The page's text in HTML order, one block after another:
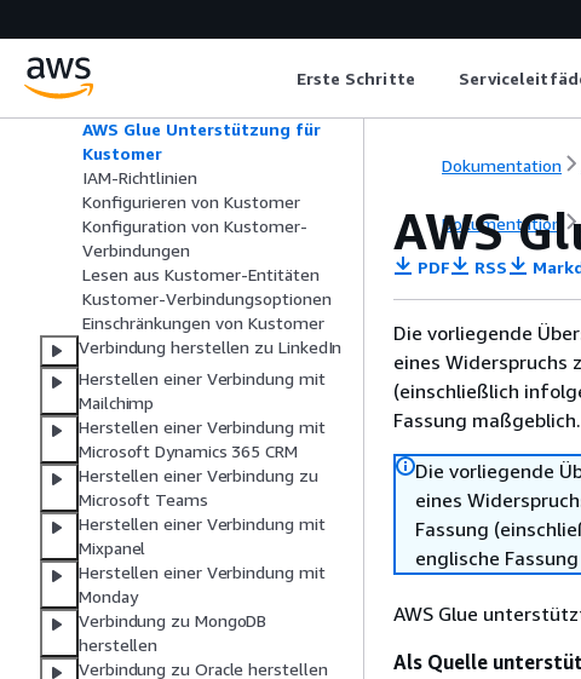
Erste Schritte
Jira Cloud
Herstellen einer Verbindung mit
AWS Glue Unterstützung für
Kustomer
IAM-Richtlinien
Konfigurieren von Kustomer
Konfiguration von Kustomer-
Verbindungen
Lesen aus Kustomer-Entitäten
Kustomer-Verbindungsoptionen
Einschränkungen von Kustomer
Verbindung herstellen zu LinkedIn
Herstellen einer Verbindung mit
Mailchimp
Herstellen einer Verbindung mit
Microsoft Dynamics 365 CRM
Herstellen einer Verbindung zu
Microsoft Teams
Herstellen einer Verbindung mit
Mixpanel
Herstellen einer Verbindung mit
Monday
Verbindung zu MongoDB
herstellen
Verbindung zu Oracle herstellen
Dokumentation
Dokumentation
AWS
PDF RSS
Die vorliegende
eines Widerspruchs
(einschließlich
Fassung maßgeblich.
Die vorliegende
eines
Fassung
englische
AWS Glue
Als Quelle